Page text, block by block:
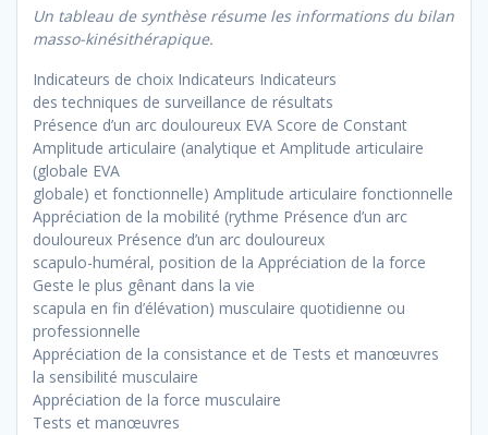
Un tableau de synthèse résume les informations du bilan
masso-kinésithérapique.
Indicateurs de choix Indicateurs Indicateurs
des techniques de surveillance de résultats
Présence d’un arc douloureux EVA Score de Constant
Amplitude articulaire (analytique et Amplitude articulaire
(globale EVA
globale) et fonctionnelle) Amplitude articulaire fonctionnelle
Appréciation de la mobilité (rythme Présence d’un arc
douloureux Présence d’un arc douloureux
scapulo-huméral, position de la Appréciation de la force
Geste le plus gênant dans la vie
scapula en fin d’élévation) musculaire quotidienne ou
professionnelle
Appréciation de la consistance et de Tests et manœuvres
la sensibilité musculaire
Appréciation de la force musculaire
Tests et manœuvres